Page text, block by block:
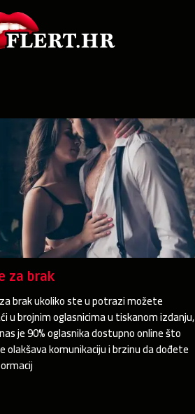
za brak
brak ukoliko ste u potrazi možete
u brojnim oglasnicima u tiskanom izdanju,
je 90% oglasnika dostupno online što
olakšava komunikaciju i brzinu da dođete